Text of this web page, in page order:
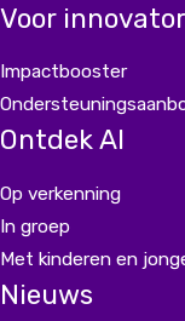
Voor
Impactbooster
Ontdek AI
Op verkenning
In groep
Met kinderen en
Nieuws